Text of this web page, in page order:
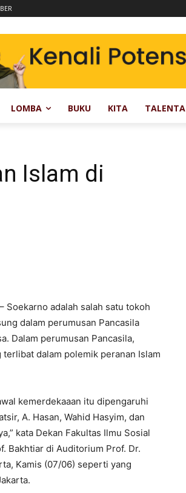
LOMBA BUKU KITA TALENTA
Islam di
– Soekarno adalah salah satu tokoh
dalam perumusan Pancasila
Dalam perumusan Pancasila,
dalam polemik peranan Islam
kemerdekaaan itu dipengaruhi
A. Hasan, Wahid Hasyim, dan
kata Dekan Fakultas Ilmu Sosial
Bakhtiar di Auditorium Prof. Dr.
Kamis (07/06) seperti yang